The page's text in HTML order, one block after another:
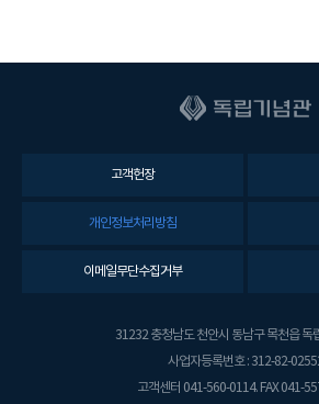
고객헌장
개인정보처리방침
이메일무단수집거부
31232 충청남도 천안시 동남구 목천읍 독
사업자등록번호 : 312-82-
고객센터 041-560-0114. FAX 041-